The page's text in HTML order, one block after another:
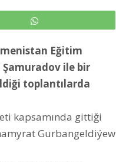
Eğitim
ile bir
toplantılarda
kapsamında gittiği
Gurbangeldiýew